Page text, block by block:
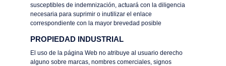
susceptibles de indemnización, actuará con la diligencia
necesaria para suprimir o inutilizar el enlace
correspondiente con la mayor brevedad posible
PROPIEDAD INDUSTRIAL
El uso de la página Web no atribuye al usuario derecho
alguno sobre marcas, nombres comerciales, signos